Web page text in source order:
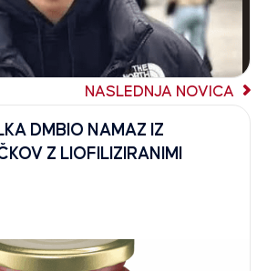
NASLEDNJA NOVICA
DMBIO NAMAZ IZ
Z LIOFILIZIRANIMI